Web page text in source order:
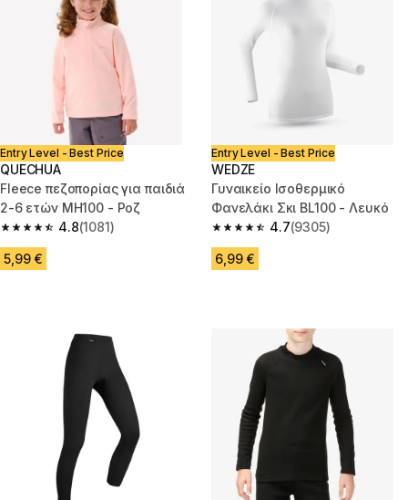
Entry Level - Best Price
QUECHUA
Fleece πεζοπορίας για παιδιά
2-6 ετών MH100 - Ροζ
4.8
4.8 out of 5 stars from 1081 reviews
(1081)
5,99 €
Entry Level - Best Price
WEDZE
Γυναικείο Ισοθερμικό
Φανελάκι Σκι BL100 - Λευκό
4.7
4.7 out of 5 stars from 9305
(9305)
6,99 €